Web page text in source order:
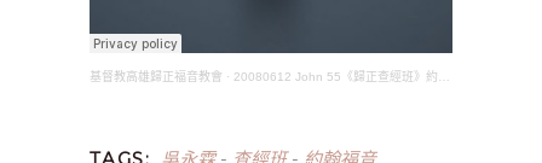
基督教高雄歸正福音教會 · 20080612 John 55《歸正查經班》約翰福音(吳永霖長老)
吳永霖 查經班 約翰福音